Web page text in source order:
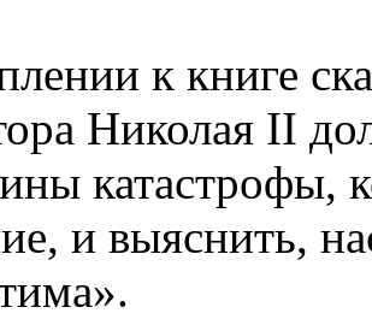
к книге
Николая II
катастрофы,
и выяснить,